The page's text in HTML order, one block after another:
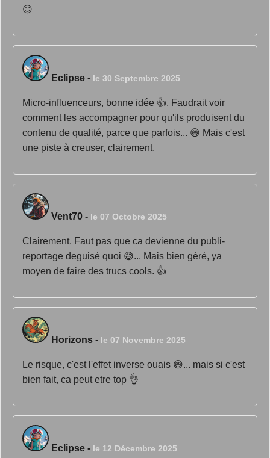
😊
Eclipse - le 30 Septembre 2025
Micro-influenceurs, bonne idée 👍. Faudrait voir
comment les accompagner pour qu'ils produisent du
contenu de qualité, parce que parfois... 😅 Mais c'est
une piste à creuser, clairement.
Vent70 - le 07 Octobre 2025
Clairement. Faut pas que ca devienne du publi-
reportage deguisé quoi 😅... Mais bien géré, ya
moyen de faire des trucs cools. 👍
Horizons - le 07 Novembre 2025
Le risque, c'est l'effet inverse ouais 😅... mais si c'est
bien fait, ca peut etre top 👌
Eclipse - le 12 Décembre 2025